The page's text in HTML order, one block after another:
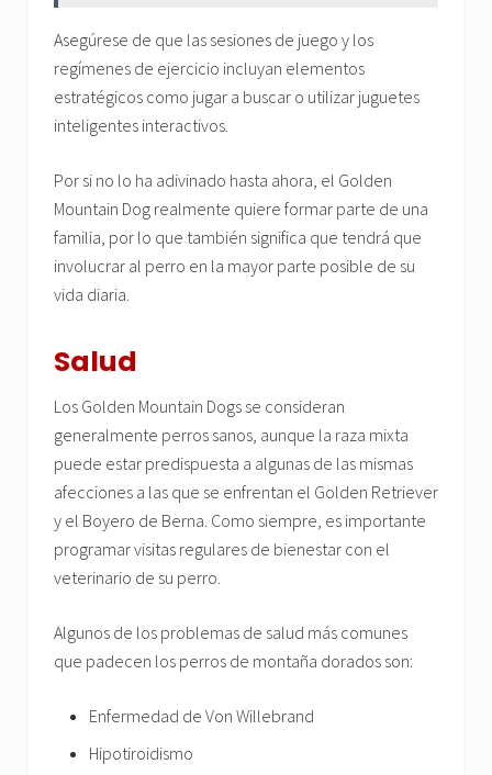
Asegúrese de que las sesiones de juego y los
regímenes de ejercicio incluyan elementos
estratégicos como jugar a buscar o utilizar juguetes
inteligentes interactivos.
Por si no lo ha adivinado hasta ahora, el Golden
Mountain Dog realmente quiere formar parte de una
familia, por lo que también significa que tendrá que
involucrar al perro en la mayor parte posible de su
vida diaria.
Salud
Los Golden Mountain Dogs se consideran
generalmente perros sanos, aunque la raza mixta
puede estar predispuesta a algunas de las mismas
afecciones a las que se enfrentan el Golden Retriever
y el Boyero de Berna. Como siempre, es importante
programar visitas regulares de bienestar con el
veterinario de su perro.
Algunos de los problemas de salud más comunes
que padecen los perros de montaña dorados son:
Enfermedad de Von Willebrand
Hipotiroidismo